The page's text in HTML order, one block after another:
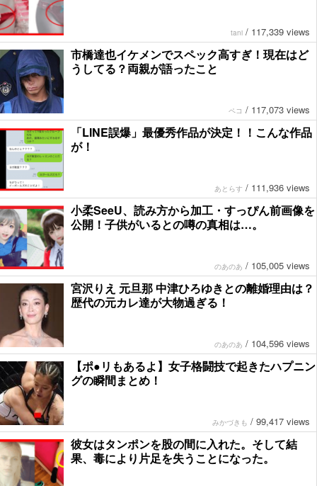
tani / 117,339 views
市橋達也イケメンでスペック高すぎ！現在はど
うしてる？両親が語ったこと
ペコ / 117,073 views
「LINE誤爆」最優秀作品が決定！！こんな作品
が！
あとらす / 111,936 views
小柔SeeU、読み方から加工・すっぴん前画像を
公開！子供がいるとの噂の真相は…。
のあのあ / 105,005 views
宮沢りえ 元旦那 中津ひろゆきとの離婚理由は？
歴代の元カレ達が大物過ぎる！
のあのあ / 104,596 views
【ポ●リもあるよ】女子格闘技で起きたハプニン
グの瞬間まとめ！
みかづきも / 99,417 views
彼女はタンポンを股の間に入れた。そして結
果、毒により片足を失うことになった。